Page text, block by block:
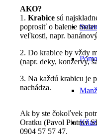
AKO?
1.Krabice sú
poprosiť o balenie
veľkosti, napr.
2. Do krabice by vždy
(napr. deky, konzervy,
3. Na každú krabicu je
nachádza.
Ak by ste čokoľvek
Oratku (Pavol Piatrov
0904 57 57 47.